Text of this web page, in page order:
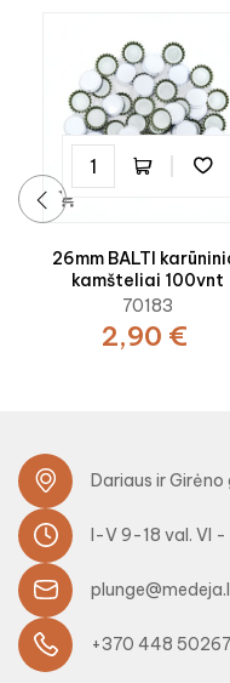

26mm BALTI
kamšteliai 100vnt
70183
2,90 €
Dariaus ir
I-V 9-18 val. VI -
+370 448 50267